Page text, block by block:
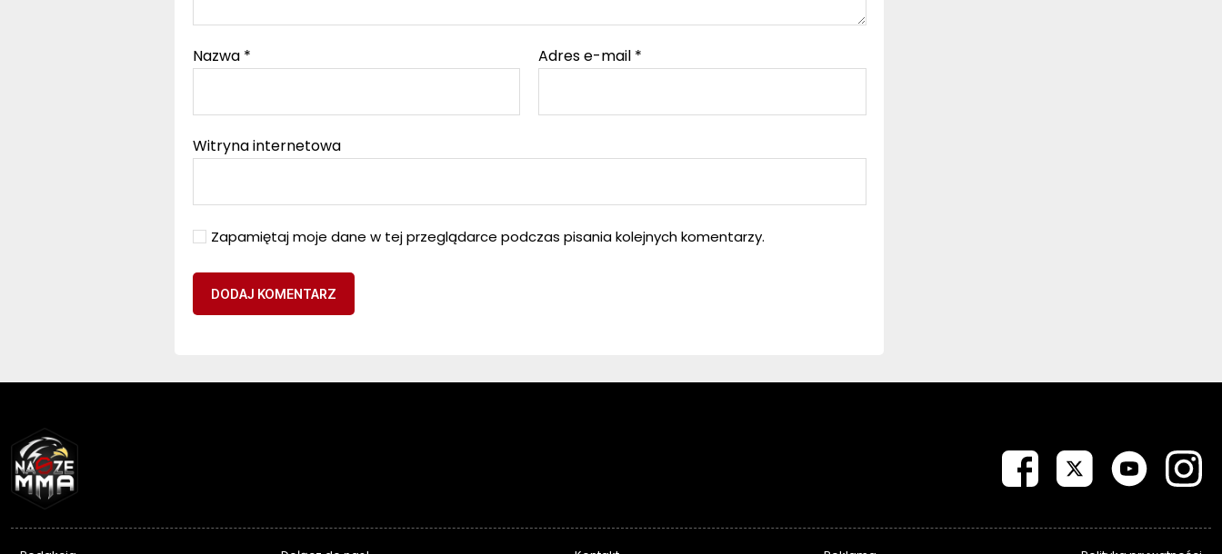
Nazwa * Adres e-mail *
Witryna internetowa
Zapamiętaj moje dane w tej przeglądarce podczas pisania kolejnych komentarzy.